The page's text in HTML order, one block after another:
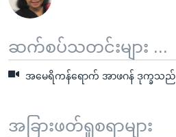
ဆက်စပ်သတင်းများ ...
အမေရိကန်ရောက် အာဖဂန် ဒုက္ခသည်
အခြားဖတ်ရှုစရာများ